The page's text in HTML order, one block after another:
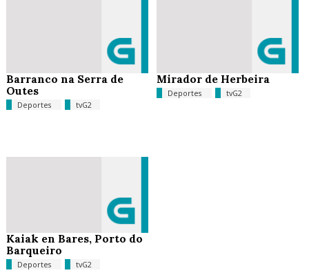
Barranco na Serra de
Outes
Deportes tvG2
Mirador de Herbeira
Deportes tvG2
Kaiak en Bares, Porto do
Barqueiro
Deportes tvG2